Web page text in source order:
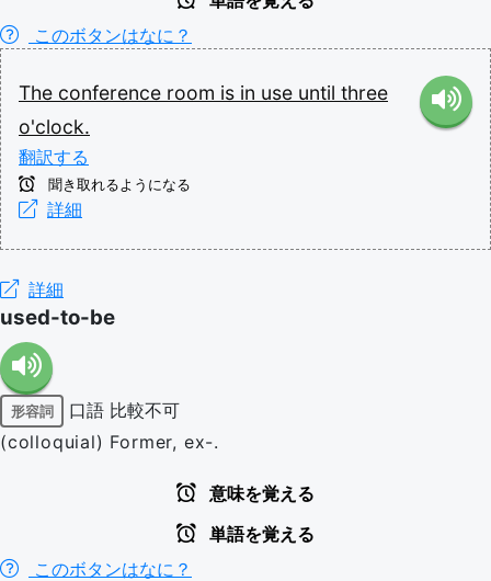
このボタンはなに？
The conference room is in use until three
o'clock.
翻訳する
聞き取れるようになる
詳細
詳細
used-to-be
形容詞 口語 比較不可
(colloquial) Former, ex-.
意味を覚える
単語を覚える
このボタンはなに？